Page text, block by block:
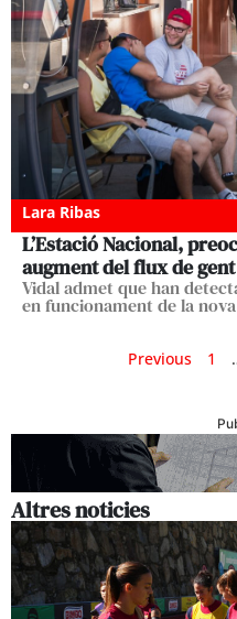
Lara Ribas
L’Estació Nacional,
augment del flux de gent
Vidal admet que han
en funcionament de la
Previous 1
Altres noticies